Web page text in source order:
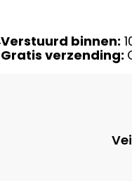
Verstuurd binnen:
Gratis verzending: